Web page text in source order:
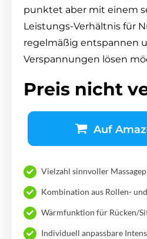
punktet aber mit einem
Leistungs-Verhältnis für
regelmäßig entspannen
Verspannungen lösen
Preis nicht
Auf
Vielzahl sinnvoller
Kombination aus Rollen-
Wärmfunktion für Rücken/
Individuell anpassbare